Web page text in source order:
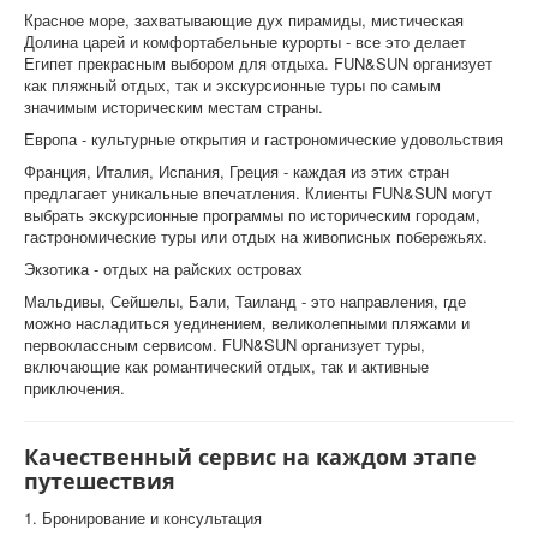
Красное море, захватывающие дух пирамиды, мистическая
Долина царей и комфортабельные курорты - все это делает
Египет прекрасным выбором для отдыха. FUN&SUN организует
как пляжный отдых, так и экскурсионные туры по самым
значимым историческим местам страны.
Европа - культурные открытия и гастрономические удовольствия
Франция, Италия, Испания, Греция - каждая из этих стран
предлагает уникальные впечатления. Клиенты FUN&SUN могут
выбрать экскурсионные программы по историческим городам,
гастрономические туры или отдых на живописных побережьях.
Экзотика - отдых на райских островах
Мальдивы, Сейшелы, Бали, Таиланд - это направления, где
можно насладиться уединением, великолепными пляжами и
первоклассным сервисом. FUN&SUN организует туры,
включающие как романтический отдых, так и активные
приключения.
Качественный сервис на каждом этапе
путешествия
1. Бронирование и консультация